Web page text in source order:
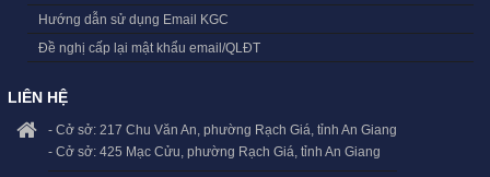
Hướng dẫn sử dụng Email KGC
Đề nghị cấp lại mật khẩu email/QLĐT
LIÊN HỆ
- Cở sở: 217 Chu Văn An, phường Rạch Giá, tỉnh An Giang
- Cở sở: 425 Mạc Cửu, phường Rạch Giá, tỉnh An Giang